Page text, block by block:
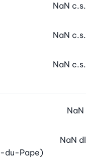
NaN c.s.
NaN c.s.
NaN c.s.
NaN
du-Pape)
NaN dl